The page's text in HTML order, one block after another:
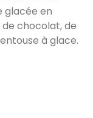
glacée en
chocolat, de
à glace.